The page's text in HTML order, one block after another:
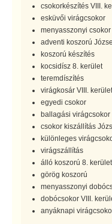
csokorkészítés VIII.
esküvői virágcsokor
menyasszonyi csokor
adventi koszorú
koszorú készítés
kocsidísz 8. kerület
teremdíszítés
virágkosár VIII. kerület
egyedi csokor
ballagási virágcsokor
csokor kiszállítás
különleges
virágszállítás
álló koszorú 8. kerület
görög koszorú
menyasszonyi
dobócsokor VIII.
anyáknapi